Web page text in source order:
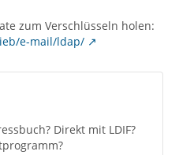
zum Verschlüsseln holen:
e-mail/ldap/
Direkt mit LDIF?